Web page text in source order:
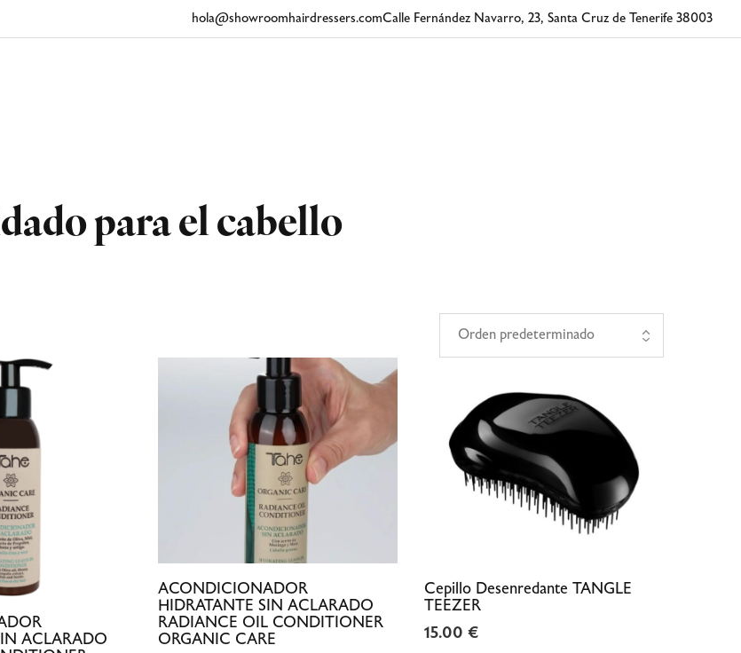
hola@showroomhairdressers.comCalle Fernández Navarro, 23, Santa Cruz de Tenerife 38003
para el cabello
ACLARADO
ACONDICIONADOR
HIDRATANTE SIN ACLARADO
RADIANCE OIL CONDITIONER
ORGANIC CARE
Cepillo Desenredante TANGLE
TEEZER
15.00 €